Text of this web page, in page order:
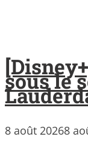
sous le
8 août 20268